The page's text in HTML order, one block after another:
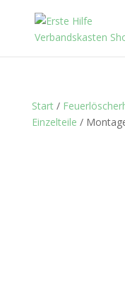
Start/
Einzelteile /